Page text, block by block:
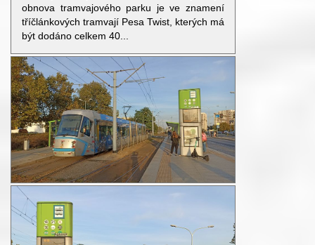
obnova tramvajového parku je ve znamení
tříčlánkových tramvají Pesa Twist, kterých má
být dodáno celkem 40...